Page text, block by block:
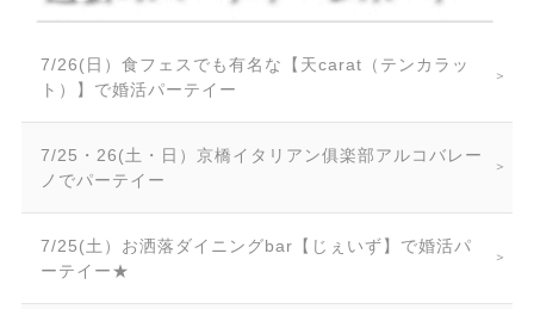
7/26(日）食フェスでも有名な【天carat（テンカラッ
ト）】で婚活パーテイー
7/25・26(土・日）京橋イタリアン俱楽部アルコバレー
ノでパーテイー
7/25(土）お洒落ダイニングbar【じぇいず】で婚活パ
ーテイー★